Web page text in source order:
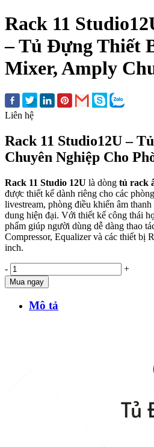
Rack 11
– Tủ Đựng Thiết
Mixer, Amply
Liên hệ
Rack 11 Studio12U –
Chuyên Nghiệp Cho
Rack 11 Studio 12U là dòng tủ rack
được thiết kế dành riêng cho các
livestream, phòng điều khiển âm
dung hiện đại. Với thiết kế công thái
phẩm giúp người dùng dễ dàng thao
Compressor, Equalizer và các thiết bị
inch.
- +
Mua ngay
Mô tả